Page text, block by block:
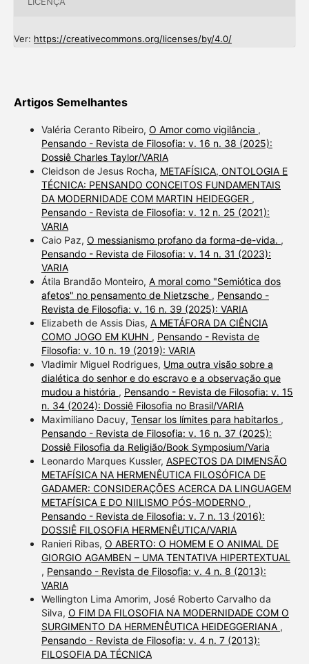
Ver: https://creativecommons.org/licenses/by/4.0/
Artigos Semelhantes
Valéria Ceranto Ribeiro, O Amor como vigilância ,
Pensando - Revista de Filosofia: v. 16 n. 38 (2025):
Dossiê Charles Taylor/VARIA
Cleidson de Jesus Rocha, METAFÍSICA, ONTOLOGIA E
TÉCNICA: PENSANDO CONCEITOS FUNDAMENTAIS
DA MODERNIDADE COM MARTIN HEIDEGGER ,
Pensando - Revista de Filosofia: v. 12 n. 25 (2021):
VARIA
Caio Paz, O messianismo profano da forma-de-vida. ,
Pensando - Revista de Filosofia: v. 14 n. 31 (2023):
VARIA
Átila Brandão Monteiro, A moral como "Semiótica dos
afetos" no pensamento de Nietzsche , Pensando -
Revista de Filosofia: v. 16 n. 39 (2025): VARIA
Elizabeth de Assis Dias, A METÁFORA DA CIÊNCIA
COMO JOGO EM KUHN , Pensando - Revista de
Filosofia: v. 10 n. 19 (2019): VARIA
Vladimir Miguel Rodrigues, Uma outra visão sobre a
dialética do senhor e do escravo e a observação que
mudou a história , Pensando - Revista de Filosofia: v. 15
n. 34 (2024): Dossiê Filosofia no Brasil/VARIA
Maximiliano Dacuy, Tensar los límites para habitarlos ,
Pensando - Revista de Filosofia: v. 16 n. 37 (2025):
Dossiê Filosofia da Religião/Book Symposium/Varia
Leonardo Marques Kussler, ASPECTOS DA DIMENSÃO
METAFÍSICA NA HERMENÊUTICA FILOSÓFICA DE
GADAMER: CONSIDERAÇÕES ACERCA DA LINGUAGEM
METAFÍSICA E DO NIILISMO PÓS-MODERNO ,
Pensando - Revista de Filosofia: v. 7 n. 13 (2016):
DOSSIÊ FILOSOFIA HERMENÊUTICA/VARIA
Ranieri Ribas, O ABERTO: O HOMEM E O ANIMAL DE
GIORGIO AGAMBEN – UMA TENTATIVA HIPERTEXTUAL
, Pensando - Revista de Filosofia: v. 4 n. 8 (2013):
VARIA
Wellington Lima Amorim, José Roberto Carvalho da
Silva, O FIM DA FILOSOFIA NA MODERNIDADE COM O
SURGIMENTO DA HERMENÊUTICA HEIDEGGERIANA ,
Pensando - Revista de Filosofia: v. 4 n. 7 (2013):
FILOSOFIA DA TÉCNICA